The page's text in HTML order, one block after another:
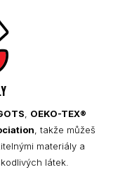
OEKO-TEX®
, takže můžeš
materiály a
látek.